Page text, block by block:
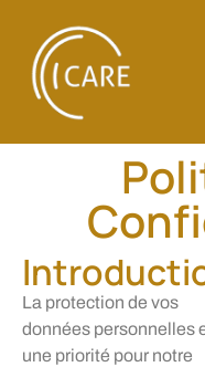
La protection de vos
données personnelles
une priorité pour notre